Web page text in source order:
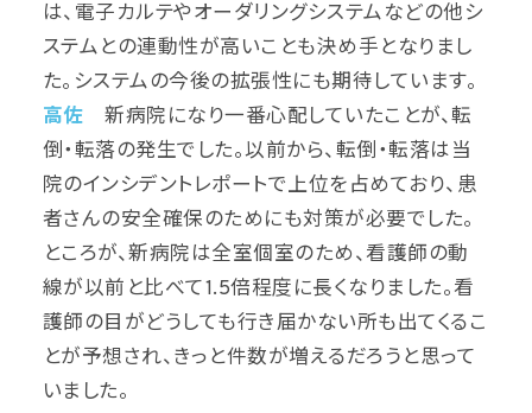
は、電子カルテやオーダリングシステムなどの他シ
ステムとの連動性が高いことも決め手となりまし
た。システムの今後の拡張性にも期待しています。
高佐 新病院になり一番心配していたことが、転
倒・転落の発生でした。以前から、転倒・転落は当
院のインシデントレポートで上位を占めており、患
者さんの安全確保のためにも対策が必要でした。
ところが、新病院は全室個室のため、看護師の動
線が以前と比べて1.5倍程度に長くなりました。看
護師の目がどうしても行き届かない所も出てくるこ
とが予想され、きっと件数が増えるだろうと思って
いました。